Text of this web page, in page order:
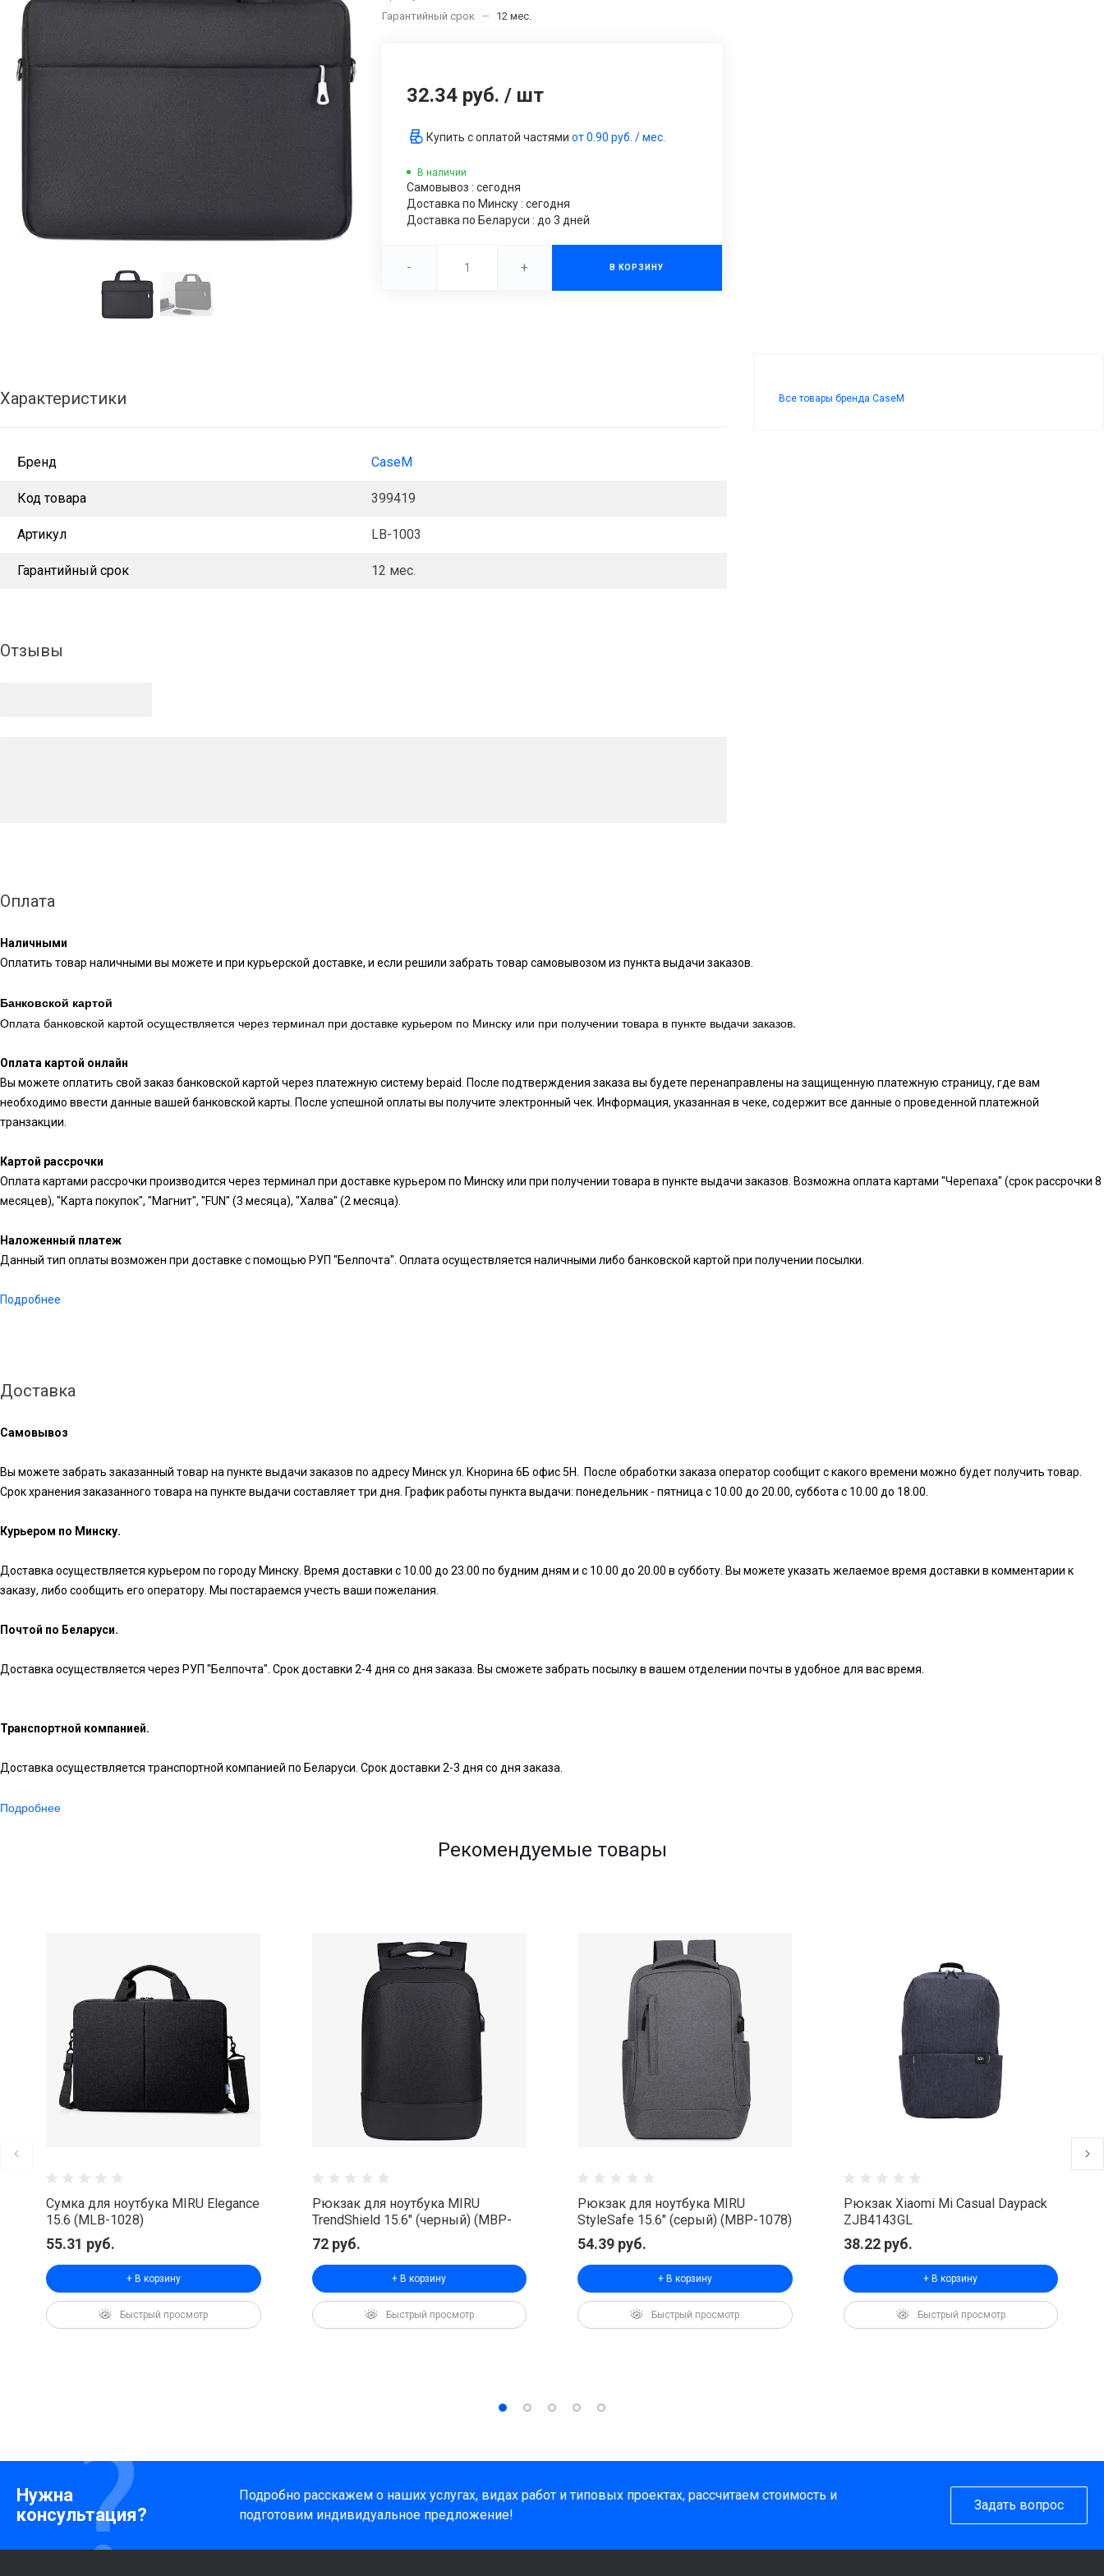
Гарантийный срок
— 12 мес.
32.34 руб. / шт
Купить с оплатой частямиот0.90 руб. / мес.
В наличии
Самовывоз : сегодня
Доставка по Минску : сегодня
Доставка по Беларуси : до 3 дней
- + В КОРЗИНУ
Характеристики
Бренд CaseM
Код товара 399419
Артикул LB-1003
Гарантийный срок 12 мес.
Отзывы
Все товары бренда CaseM
Оплата
Наличными
Оплатить товар наличными вы можете и при курьерской доставке, и если решили забрать товар самовывозом из пункта выдачи заказов.
Банковской картой
Оплата банковской картой осуществляется через терминал при доставке курьером по Минску или при получении товара в пункте выдачи заказов.
Оплата картой онлайн
Вы можете оплатить свой заказ банковской картой через платежную систему bepaid. После подтверждения заказа вы будете перенаправлены на защищенную платежную страницу, где вам
необходимо ввести данные вашей банковской карты. После успешной оплаты вы получите электронный чек. Информация, указанная в чеке, содержит все данные о проведенной платежной
транзакции.
Картой рассрочки
Оплата картами рассрочки производится через терминал при доставке курьером по Минску или при получении товара в пункте выдачи заказов. Возможна оплата картами "Черепаха" (срок рассрочки 8
месяцев), "Карта покупок", "Магнит", "FUN" (3 месяца), "Халва" (2 месяца).
Наложенный платеж
Данный тип оплаты возможен при доставке с помощью РУП "Белпочта". Оплата осуществляется наличными либо банковской картой при получении посылки.
Подробнее
Доставка
Самовывоз
Вы можете забрать заказанный товар на пункте выдачи заказов по адресу Минск ул. Кнорина 6Б офис 5Н. После обработки заказа оператор сообщит с какого времени можно будет получить товар.
Срок хранения заказанного товара на пункте выдачи составляет три дня. График работы пункта выдачи: понедельник - пятница с 10.00 до 20.00, суббота с 10.00 до 18.00.
Курьером по Минску.
Доставка осуществляется курьером по городу Минску. Время доставки с 10.00 до 23.00 по будним дням и с 10.00 до 20.00 в субботу. Вы можете указать желаемое время доставки в комментарии к
заказу, либо сообщить его оператору. Мы постараемся учесть ваши пожелания.
Почтой по Беларуси.
Доставка осуществляется через РУП "Белпочта". Срок доставки 2-4 дня со дня заказа. Вы сможете забрать посылку в вашем отделении почты в удобное для вас время.
Транспортной компанией.
Доставка осуществляется транспортной компанией по Беларуси. Срок доставки 2-3 дня со дня заказа.
Подробнее
Рекомендуемые товары
Сумка для ноутбука MIRU Elegance
15.6 (MLB-1028)
55.31 руб.
+ В корзину
Рюкзак для ноутбука MIRU
TrendShield 15.6" (черный) (MBP-
1072)
72 руб.
+ В корзину
Рюкзак для ноутбука MIRU
StyleSafe 15.6" (серый) (MBP-1078)
54.39 руб.
+ В корзину
Рюкзак Xiaomi Mi Casual Daypack
ZJB4143GL
38.22 руб.
+ В корзину
Нужна
консультация?
Подробно расскажем о наших услугах, видах работ и типовых проектах, рассчитаем стоимость и
подготовим индивидуальное предложение!
Задать вопрос